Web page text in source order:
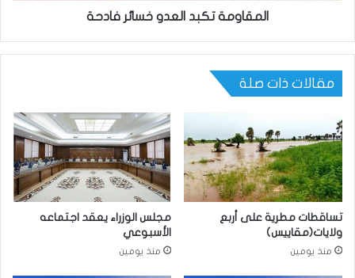
المقاومة تكبد العدو خسائر فادحة
مقالات ذات صلة
تساقطات مطرية على أربع
ولايات(مقاييس)
منذ يومين
مجلس الوزراء يعقد اجتماعه
الأسبوعي
منذ يومين